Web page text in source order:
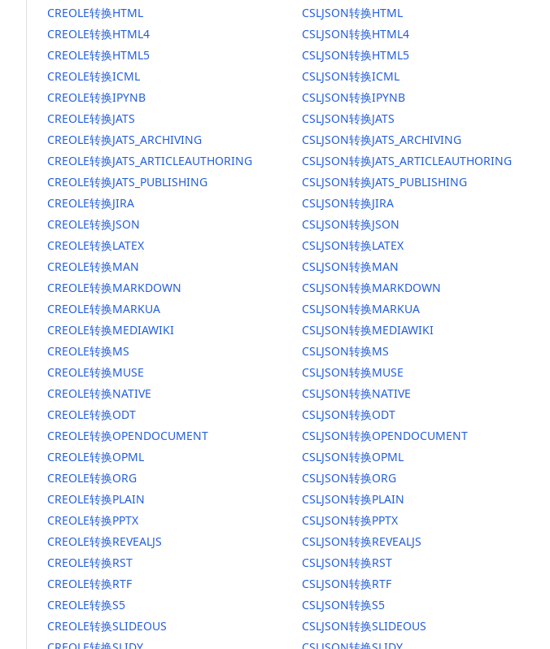
CREOLE转换HTML
CREOLE转换HTML4
CREOLE转换HTML5
CREOLE转换ICML
CREOLE转换IPYNB
CREOLE转换JATS
CREOLE转换JATS_ARCHIVING
CREOLE转换JATS_ARTICLEAUTHORING
CREOLE转换JATS_PUBLISHING
CREOLE转换JIRA
CREOLE转换JSON
CREOLE转换LATEX
CREOLE转换MAN
CREOLE转换MARKDOWN
CREOLE转换MARKUA
CREOLE转换MEDIAWIKI
CREOLE转换MS
CREOLE转换MUSE
CREOLE转换NATIVE
CREOLE转换ODT
CREOLE转换OPENDOCUMENT
CREOLE转换OPML
CREOLE转换ORG
CREOLE转换PLAIN
CREOLE转换PPTX
CREOLE转换REVEALJS
CREOLE转换RST
CREOLE转换RTF
CREOLE转换S5
CREOLE转换SLIDEOUS
CSLJSON转换HTML
CSLJSON转换HTML4
CSLJSON转换HTML5
CSLJSON转换ICML
CSLJSON转换IPYNB
CSLJSON转换JATS
CSLJSON转换JATS_ARCHIVING
CSLJSON转换JATS_ARTICLEAUTHORING
CSLJSON转换JATS_PUBLISHING
CSLJSON转换JIRA
CSLJSON转换JSON
CSLJSON转换LATEX
CSLJSON转换MAN
CSLJSON转换MARKDOWN
CSLJSON转换MARKUA
CSLJSON转换MEDIAWIKI
CSLJSON转换MS
CSLJSON转换MUSE
CSLJSON转换NATIVE
CSLJSON转换ODT
CSLJSON转换OPENDOCUMENT
CSLJSON转换OPML
CSLJSON转换ORG
CSLJSON转换PLAIN
CSLJSON转换PPTX
CSLJSON转换REVEALJS
CSLJSON转换RST
CSLJSON转换RTF
CSLJSON转换S5
CSLJSON转换SLIDEOUS